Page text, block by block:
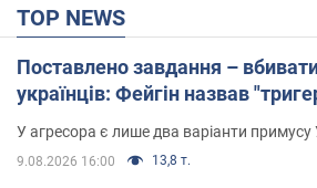
TOP NEWS
Поставлено завдання –
українців: Фейгін назвав
У агресора є лише два варіанти примусу
9.08.2026 16:00 13,8 т.